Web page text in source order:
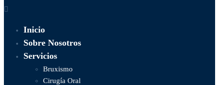
Inicio
Sobre Nosotros
Servicios
Bruxismo
Cirugía Oral